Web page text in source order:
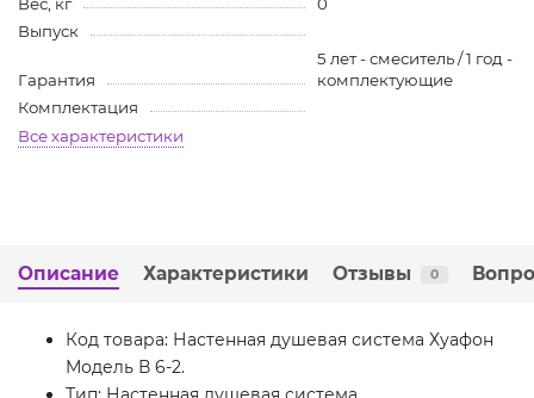
Вес, кг
0
Выпуск
Гарантия
5 лет - смеситель / 1 год -
комплектующие
Комплектация
Все характеристики
Описание Характеристики Отзывы 0
Код товара: Настенная душевая система Хуафон
Модель В 6-2.